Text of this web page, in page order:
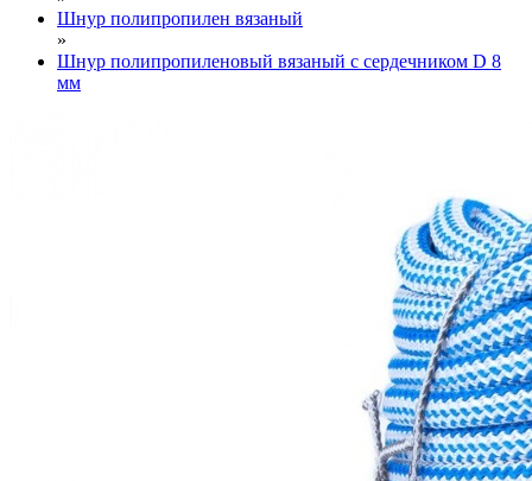
Шнур полипропилен вязаный
»
Шнур полипропиленовый вязаный с сердечником D 8
мм